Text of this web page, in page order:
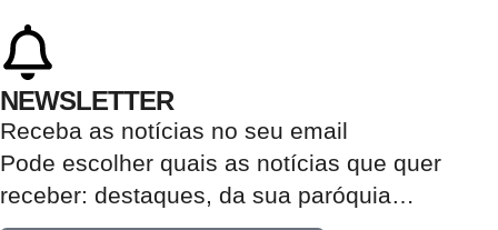
NEWSLETTER
Receba as notícias no seu email​
Pode escolher quais as notícias que quer
receber: destaques, da sua paróquia…